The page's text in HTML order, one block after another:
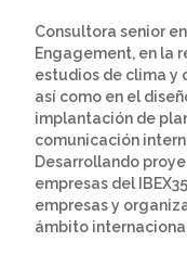
Consultora senior
Engagement, en la
estudios de clima y
así como en el
implantación de
comunicación
Desarrollando
empresas del
empresas y
ámbito